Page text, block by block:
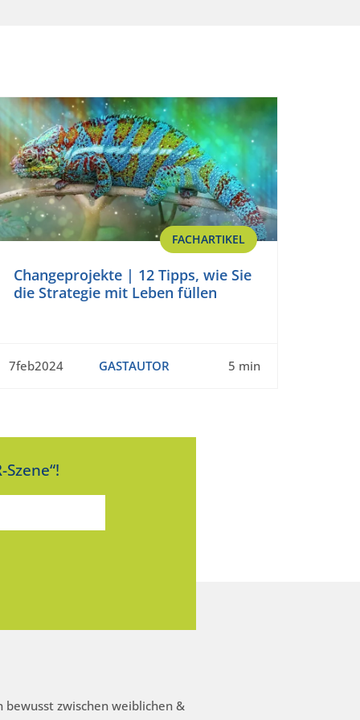
FACHARTIKEL
Changeprojekte | 12 Tipps, wie Sie
die Strategie mit Leben füllen
7feb2024 GASTAUTOR 5 min
zwischen weiblichen &